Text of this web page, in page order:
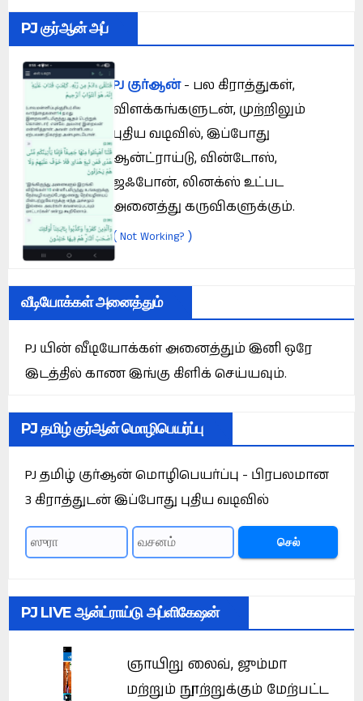
PJ குர்ஆன் அப்
PJ குர்ஆன்- பல கிராத்துகள்,
விளக்கங்களுடன், முற்றிலும்
புதிய வடிவில், இப்போது
ஆன்ட்ராய்டு, வின்டோஸ்,
ஜஃபோன், லினக்ஸ் உட்பட
அனைத்து கருவிகளுக்கும்.
(Not Working? )
வீடியோக்கள் அனைத்தும்
PJ யின் வீடியோக்கள் அனைத்தும் இனி ஒரே
இடத்தில் காண இங்கு கிளிக் செய்யவும்.
PJ தமிழ் குர்ஆன் மொழிபெயர்ப்பு
PJ தமிழ் குர்ஆன் மொழிபெயர்ப்பு - பிரபலமான
3 கிராத்துடன் இப்போது புதிய வடிவில்
செல்
PJ LIVE ஆன்ட்ராய்டு அப்ளிகேஷன்
ஞாயிறு லைவ், ஜும்மா
மற்றும் நூற்றுக்கும் மேற்பட்ட